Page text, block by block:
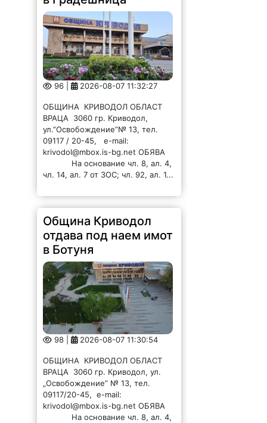
96 | 2026-08-07 11:32:27
ОБЩИНА КРИВОДОЛ ОБЛАСТ
ВРАЦА 3060 гр. Криводол,
ул.”Освобождение”№ 13, тел.
09117 / 20-45, e-mail:
krivodol@mbox.is-bg.net ОБЯВА
На основание чл. 8, ал. 4,
чл. 14, ал. 7 от ЗОС; чл. 92, ал. 1...
Община Криводол
отдава под наем имот
в Ботуня
98 | 2026-08-07 11:30:54
ОБЩИНА КРИВОДОЛ ОБЛАСТ
ВРАЦА 3060 гр. Криводол, ул.
„Освобождение” № 13, тел.
09117/20-45, e-mail:
krivodol@mbox.is-bg.net ОБЯВА
На основание чл. 8, ал. 4,